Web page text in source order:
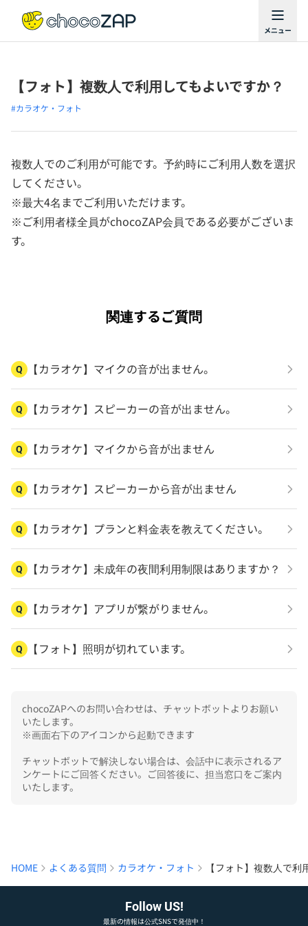
【フォト】複数人で利用してもよいですか？
#カラオケ・フォト
複数人でのご利用が可能です。予約時にご利用人数を選択
してください。
※最大4名までご利用いただけます。
※ご利用者様全員がchocoZAP会員である必要がございま
す。
関連するご質問
Q 【カラオケ】マイクの音が出ません。
Q 【カラオケ】スピーカーの音が出ません。
Q 【カラオケ】マイクから音が出ません
Q 【カラオケ】スピーカーから音が出ません
Q 【カラオケ】プランと料金表を教えてください。
Q 【カラオケ】未成年の夜間利用制限はありますか？
Q 【カラオケ】アプリが繋がりません。
Q 【フォト】照明が切れています。
chocoZAPへのお問い合わせは、チャットボットよりお願い
いたします。
※画面右下のアイコンから起動できます
チャットボットで解決しない場合は、会話中に表示されるア
ンケートにご回答ください。ご回答後に、担当窓口をご案内
いたします。
HOME よくある質問 カラオケ・フォト 【フォト】複数人で
Follow US!
最新の情報は公式SNSで発信中！